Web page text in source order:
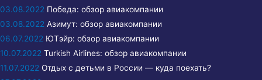
03.08.2022 Победа: обзор авиакомпании
03.08.2022 Азимут: обзор авиакомпании
06.07.2022 ЮТэйр: обзор авиакомпании
10.07.2022 Turkish Airlines: обзор авиакомпании
11.07.2022 Отдых с детьми в России — куда поехать?